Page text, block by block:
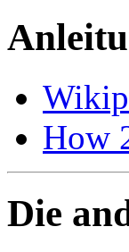
How
Die